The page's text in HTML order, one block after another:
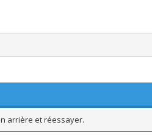
arrière et réessayer.